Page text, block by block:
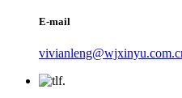
E-mail